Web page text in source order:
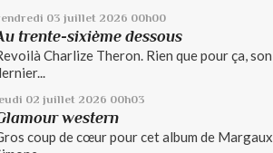
03 juillet 2026 00h00
trente-sixième dessous
Charlize Theron. Rien que pour ça, son
02 juillet 2026 00h03
western
coup de cœur pour cet album de Margaux